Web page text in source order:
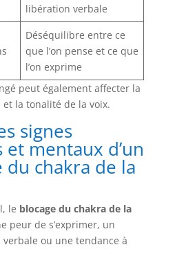
libération verbale
Déséquilibre entre ce
que l’on pense et ce que
l’on exprime
peut également affecter la
la tonalité de la voix.
signes
mentaux d’un
chakra de la
le blocage du chakra de la
peur de s’exprimer, un
ou une tendance à